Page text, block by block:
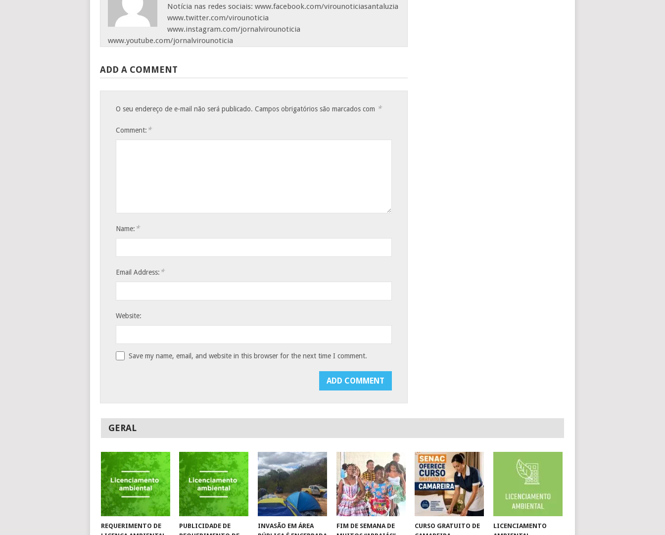
Notícia nas redes sociais: www.facebook.com/virounoticiasantaluzia
www.twitter.com/virounoticia
www.instagram.com/jornalvirounoticia
www.youtube.com/jornalvirounoticia
ADD A COMMENT
O seu endereço de e-mail não será publicado. Campos obrigatórios são marcados com *
Comment: *
Name: *
Email Address: *
Website:
Save my name, email, and website in this browser for the next time I comment.
GERAL
REQUERIMENTO DE
PUBLICIDADE DE
INVASÃO EM ÁREA
FIM DE SEMANA DE
CURSO GRATUITO DE
LICENCIAMENTO